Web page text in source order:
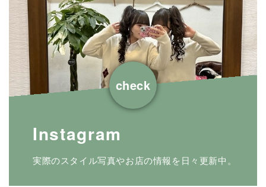
Instagram
実際のスタイル写真やお店の情報を日々更新中。
check